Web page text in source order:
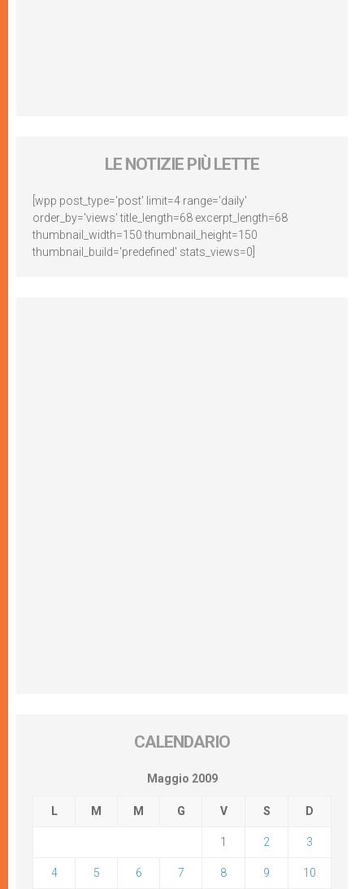
LE NOTIZIE PIÙ LETTE
[wpp post_type='post' limit=4 range='daily'
order_by='views' title_length=68 excerpt_length=68
thumbnail_width=150 thumbnail_height=150
thumbnail_build='predefined' stats_views=0]
CALENDARIO
Maggio 2009
L M M G V S D
1 2 3
4 5 6 7 8 9 10